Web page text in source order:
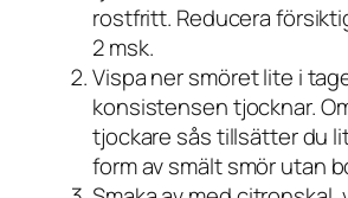
rostfritt. Reducera
2 msk.
Vispa ner smöret lite i
konsistensen tjocknar.
tjockare sås tillsätter du
form av smält smör utan